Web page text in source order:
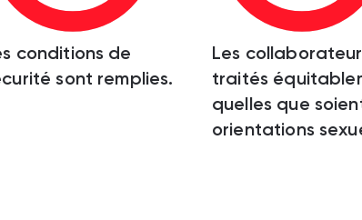
conditions de
sont remplies.
Les
traités
quelles que
orientations